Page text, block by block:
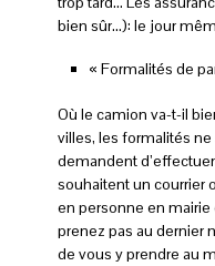
bien sûr…): le jour
« Formalités de
Où le camion va-t-il
villes, les formalités
demandent
souhaitent un courrier
en personne en
prenez pas au dernier
de vous y prendre au